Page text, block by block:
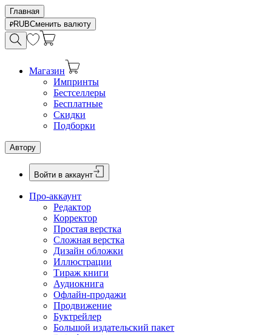
Главная
RUBСменить валюту
Магазин
Импринты
Бестселлеры
Бесплатные
Скидки
Подборки
Автору
Войти в аккаунт
Про-аккаунт
Редактор
Корректор
Простая верстка
Сложная верстка
Дизайн обложки
Иллюстрации
Тираж книги
Аудиокнига
Офлайн-продажи
Продвижение
Буктрейлер
Большой издательский пакет